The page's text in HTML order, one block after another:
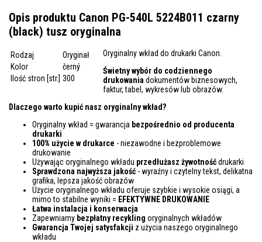
Opis produktu Canon PG-540L 5224B011 czarny
(black) tusz oryginalna
Rodzaj
Oryginał
Kolor
černý
Ilość stron [str.] 300
Oryginalny wkład do drukarki Canon.
Świetny wybór do codziennego
drukowania dokumentów biznesowych,
faktur, tabel, wykresów lub obrazów.
Dlaczego warto kupić nasz oryginalny wkład?
Oryginalny wkład = gwarancja bezpośrednio od producenta
drukarki
100% użycie w drukarce - niezawodne i bezproblemowe
drukowanie
Używając oryginalnego wkładu przedłużasz żywotnośćdrukarki
Sprawdzona najwyższa jakość - wyraźny i czytelny tekst, delikatna
grafika, lepsza jakość obrazów
Użycie oryginalnego wkładu oferuje szybkie i wysokie osiągi, a
mimo to stabilne wyniki = EFEKTYWNE DRUKOWANIE
Łatwa instalacja i konserwacja
Zapewniamy bezpłatny recykling oryginalnych wkładów
Gwarancja Twojej satysfakcji z użycia naszego oryginalnego
wkładu